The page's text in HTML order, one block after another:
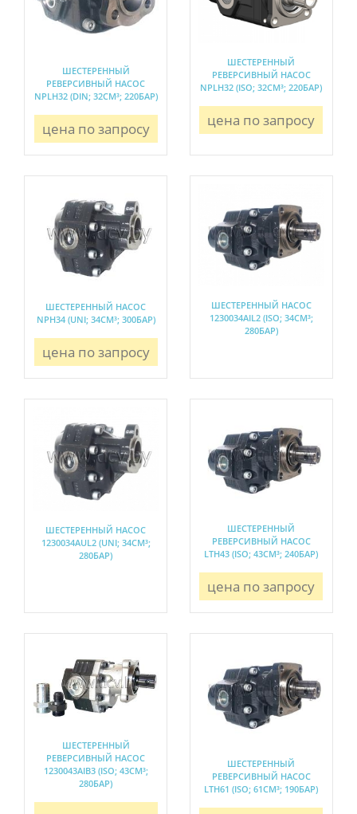
ШЕСТЕРЕННЫЙ
РЕВЕРСИВНЫЙ НАСОС
NPLH32 (DIN; 32СМ³; 220БАР)
цена по запросу
ШЕСТЕРЕННЫЙ
РЕВЕРСИВНЫЙ НАСОС
NPLH32 (ISO; 32СМ³; 220БАР)
цена по запросу
ШЕСТЕРЕННЫЙ НАСОС
NPH34 (UNI; 34СМ³; 300БАР)
цена по запросу
ШЕСТЕРЕННЫЙ НАСОС
1230034AIL2 (ISO; 34СМ³;
280БАР)
ШЕСТЕРЕННЫЙ НАСОС
1230034AUL2 (UNI; 34СМ³;
280БАР)
ШЕСТЕРЕННЫЙ
РЕВЕРСИВНЫЙ НАСОС
LTH43 (ISO; 43СМ³; 240БАР)
цена по запросу
ШЕСТЕРЕННЫЙ
РЕВЕРСИВНЫЙ НАСОС
1230043AIB3 (ISO; 43СМ³;
280БАР)
ШЕСТЕРЕННЫЙ
РЕВЕРСИВНЫЙ НАСОС
LTH61 (ISO; 61СМ³; 190БАР)